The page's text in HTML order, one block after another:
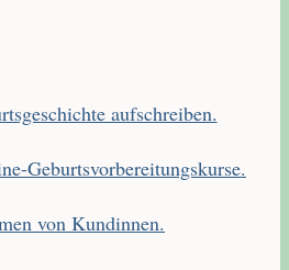
aufschreiben.
Geburtsvorbereitungskurse.
von Kundinnen.